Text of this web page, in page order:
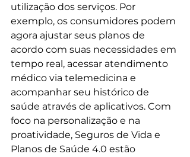
utilização dos serviços. Por
exemplo, os consumidores podem
agora ajustar seus planos de
acordo com suas necessidades em
tempo real, acessar atendimento
médico via telemedicina e
acompanhar seu histórico de
saúde através de aplicativos. Com
foco na personalização e na
proatividade, Seguros de Vida e
Planos de Saúde 4.0 estão